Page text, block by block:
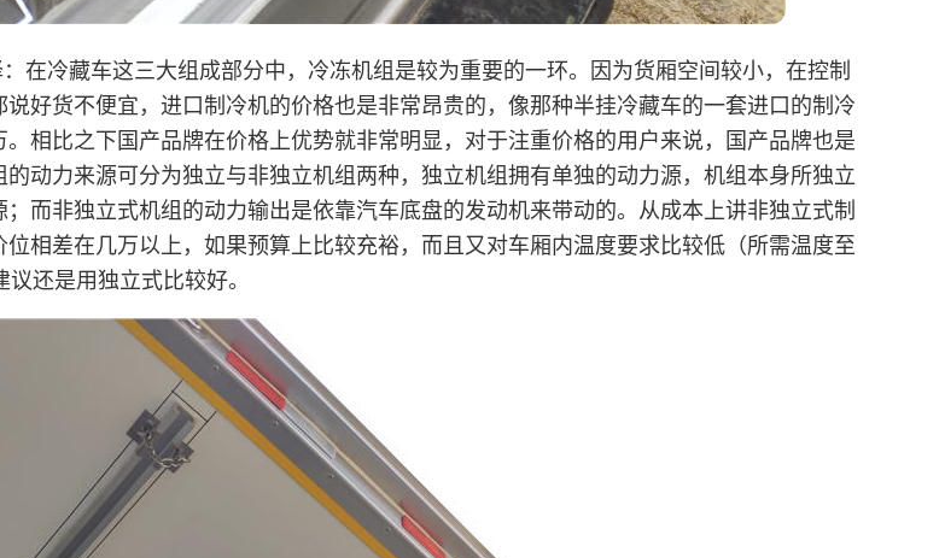
在冷藏车这三大组成部分中，冷冻机组是较为重要的一环。因为货厢空间较小，在控制
好货不便宜，进口制冷机的价格也是非常昂贵的，像那种半挂冷藏车的一套进口的制冷
相比之下国产品牌在价格上优势就非常明显，对于注重价格的用户来说，国产品牌也是
动力来源可分为独立与非独立机组两种，独立机组拥有单独的动力源，机组本身所独立
而非独立式机组的动力输出是依靠汽车底盘的发动机来带动的。从成本上讲非独立式制
相差在几万以上，如果预算上比较充裕，而且又对车厢内温度要求比较低（所需温度至
还是用独立式比较好。